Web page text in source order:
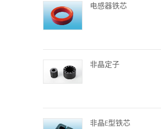
电感器铁芯
非晶定子
非晶E型铁芯